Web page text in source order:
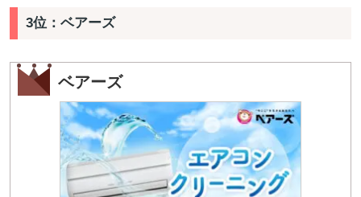
3位：ベアーズ
ベアーズ